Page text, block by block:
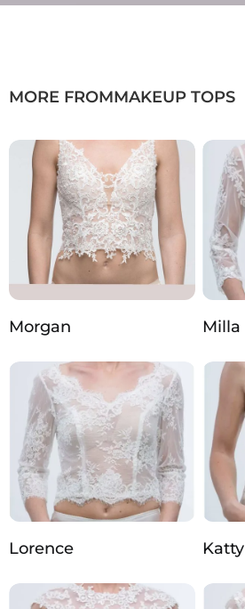
MORE FROMMAKEUP TOPS
Morgan Milla
Lorence Katty